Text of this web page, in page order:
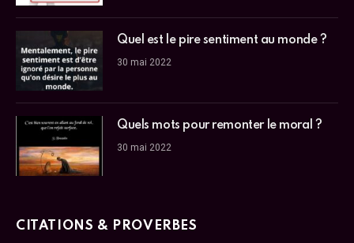
Quel est le pire sentiment au monde ?
30 mai 2022
Quels mots pour remonter le moral ?
30 mai 2022
CITATIONS & PROVERBES